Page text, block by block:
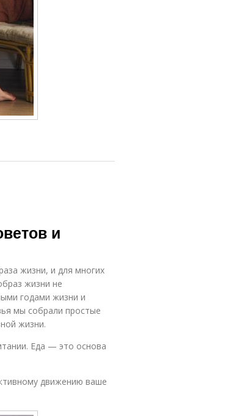
и
жизни, и для многих
жизни не
годами жизни и
мы собрали простые
жизни.
Еда — это основа
движению ваше